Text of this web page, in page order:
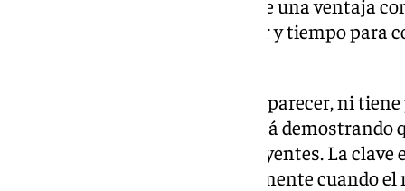
costes desde el principio supone una ventaja
más margen para experimentar y tiempo para
La automatización no va a desaparecer, ni
experiencia de las empresas está
humano no son opciones excluyentes. La
que combinen ambos, especialmente cuando el